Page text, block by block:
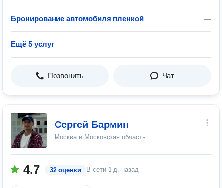
Бронирование автомобиля пленкой —
Ещё 5 услуг
Позвонить Чат
Сергей Бармин
Москва и Московская область
4.7 32 оценки В сети 1 д. назад